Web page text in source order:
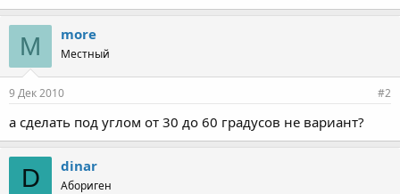
M more
Местный
9 Дек 2010 #2
а сделать под углом от 30 до 60 градусов не вариант?
D dinar
Абориген